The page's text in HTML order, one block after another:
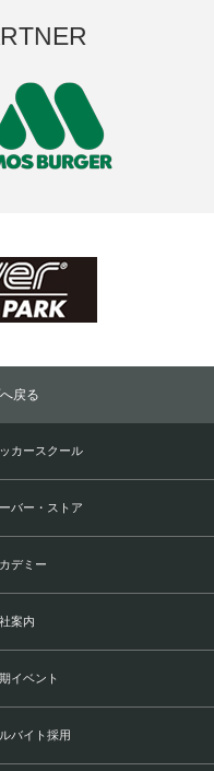
戻る
カースクール
バー・ストア
デミー
案内
イベント
バイト採用